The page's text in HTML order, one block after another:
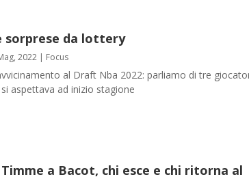
sorprese da lottery
2022| Focus
al Draft Nba 2022: parliamo di tre
aspettava ad inizio stagione
a Bacot, chi esce e chi ritorna al